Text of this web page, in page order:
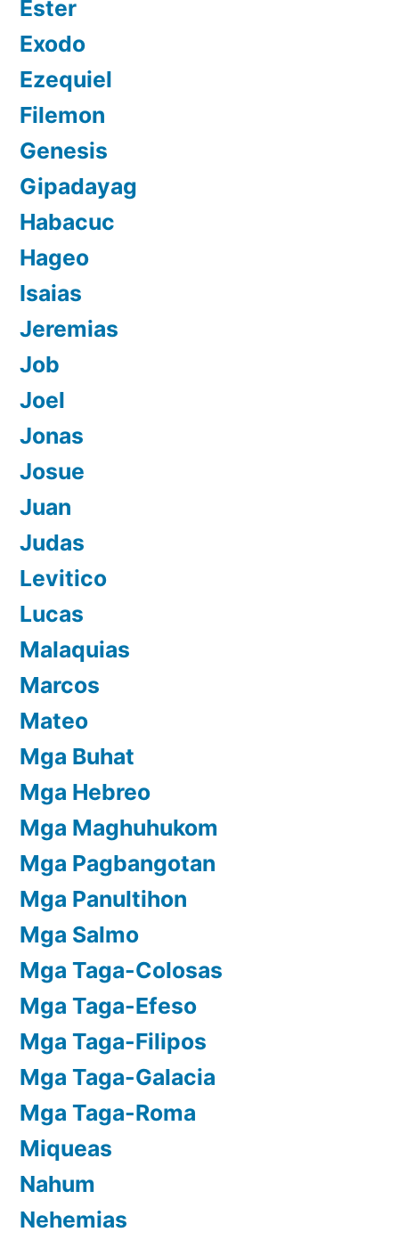
Ester
Exodo
Ezequiel
Filemon
Genesis
Gipadayag
Habacuc
Hageo
Isaias
Jeremias
Job
Joel
Jonas
Josue
Juan
Judas
Levitico
Lucas
Malaquias
Marcos
Mateo
Mga Buhat
Mga Hebreo
Mga Maghuhukom
Mga Pagbangotan
Mga Panultihon
Mga Salmo
Mga Taga-Colosas
Mga Taga-Efeso
Mga Taga-Filipos
Mga Taga-Galacia
Mga Taga-Roma
Miqueas
Nahum
Nehemias